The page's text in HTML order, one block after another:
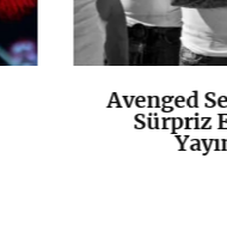
Avenged
Sürpriz